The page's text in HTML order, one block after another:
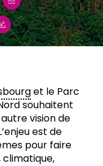
et le Parc
souhaitent
vision de
est de
pour faire
climatique,